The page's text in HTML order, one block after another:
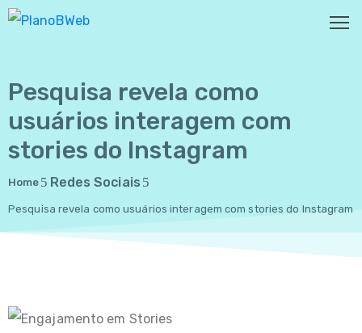
HOME
SOBRE
NÓS
SERVIÇOS
CASES
CONTATO
Pesquisa revela como
usuários interagem com
stories do Instagram
Home Redes Sociais
Pesquisa revela como usuários interagem com stories do Instagram